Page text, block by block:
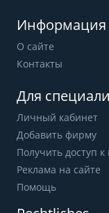
Информация
О сайте
Контакты
Для
Личный кабинет
Добавить фирму
Получить доступ
Реклама на сайте
Помощь